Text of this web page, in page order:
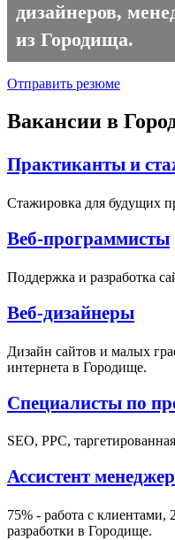
дизайнеров,
из Городища.
Отправить резюме
Вакансии в
Практиканты и
Стажировка для будущих
Веб-программисты
Поддержка и разработка
Веб-дизайнеры
Дизайн сайтов и малых
интернета в Городище.
Специалисты по
SEO, PPC,
Ассистент
75% - работа с клиентами,
разработки в Городище.